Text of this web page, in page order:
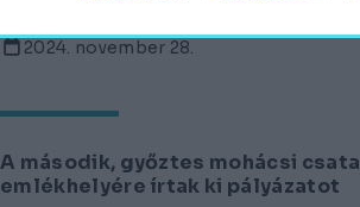
2024. november 28.
A második, győztes mohácsi csata
emlékhelyére írtak ki pályázatot